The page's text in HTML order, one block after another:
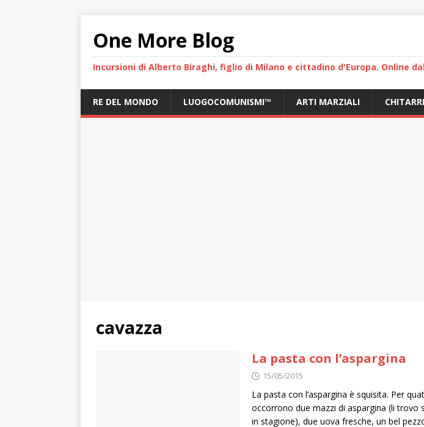
One More Blog
Incursioni di Alberto Biraghi, figlio di Milano e cittadino d'Europa. Online dal
RE DEL MONDO LUOGOCOMUNISMI™ ARTI MARZIALI
cavazza
La pasta con l’aspargina
15/05/2015
La pasta con l’aspargina è squisita. Per
occorrono due mazzi di aspargina (li trovo
in stagione), due uova fresche, un bel